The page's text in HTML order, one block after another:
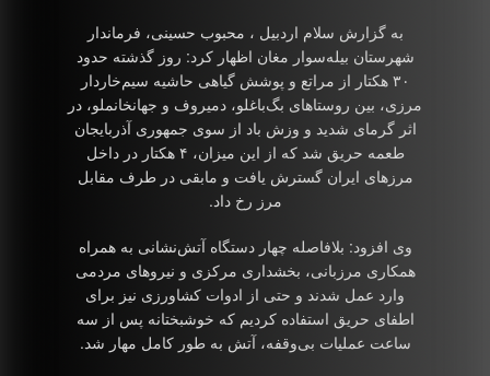
به گزارش سلام اردبیل ، محبوب حسینی، فرماندار
شهرستان بیله‌سوار مغان اظهار کرد: روز گذشته حدود
۳۰ هکتار از مراتع و پوشش گیاهی حاشیه سیم‌خاردار
مرزی، بین روستاهای بگ‌باغلو، دمیروف و جهانخانملو، در
اثر گرمای شدید و وزش باد از سوی جمهوری آذربایجان
طعمه حریق شد که از این میزان، ۴ هکتار در داخل
مرزهای ایران گسترش یافت و مابقی در طرف مقابل
مرز رخ داد.
وی افزود: بلافاصله چهار دستگاه آتش‌نشانی به همراه
همکاری مرزبانی، بخشداری مرکزی و نیروهای مردمی
وارد عمل شدند و حتی از ادوات کشاورزی نیز برای
اطفای حریق استفاده کردیم که خوشبختانه پس از سه
ساعت عملیات بی‌وقفه، آتش به طور کامل مهار شد.